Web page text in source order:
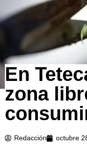
En
zona
Redacción octubre